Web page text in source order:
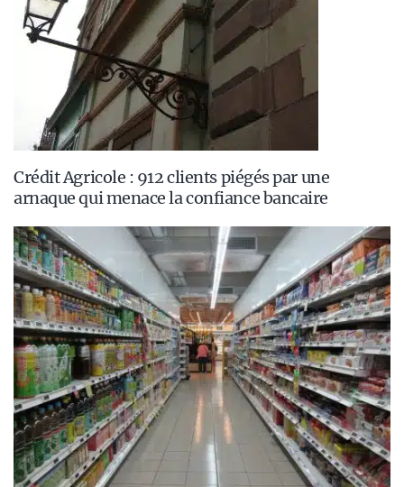
Crédit Agricole : 912 clients piégés par une
arnaque qui menace la confiance bancaire